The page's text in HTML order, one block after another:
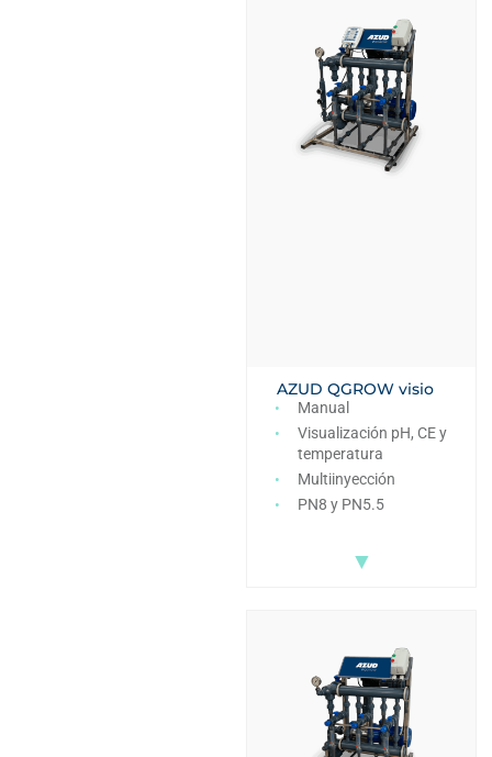
AZUD QGROW visio
Manual
Visualización pH, CE y
temperatura
Multiinyección
PN8 y PN5.5
▼